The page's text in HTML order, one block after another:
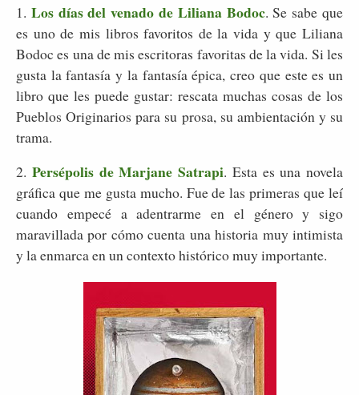
1. Los días del venado de Liliana Bodoc. Se sabe que
es uno de mis libros favoritos de la vida y que Liliana
Bodoc es una de mis escritoras favoritas de la vida. Si les
gusta la fantasía y la fantasía épica, creo que este es un
libro que les puede gustar: rescata muchas cosas de los
Pueblos Originarios para su prosa, su ambientación y su
trama.
2. Persépolis de Marjane Satrapi. Esta es una novela
gráfica que me gusta mucho. Fue de las primeras que leí
cuando empecé a adentrarme en el género y sigo
maravillada por cómo cuenta una historia muy intimista
y la enmarca en un contexto histórico muy importante.